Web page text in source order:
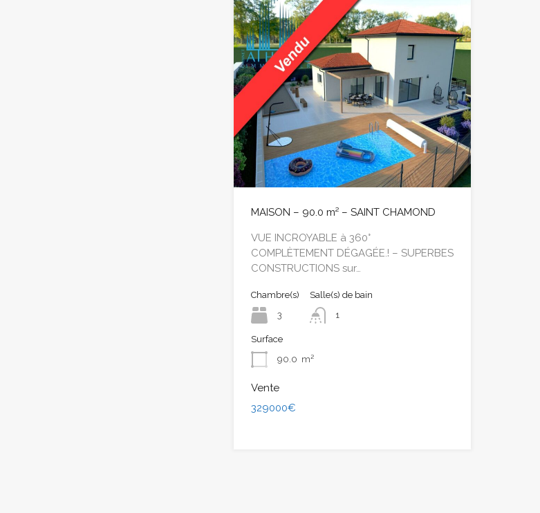
MAISON – 90.0 m² – SAINT CHAMOND
VUE INCROYABLE à 360°
COMPLÈTEMENT DÉGAGÉE.! – SUPERBES
CONSTRUCTIONS sur…
Chambre(s)
3
Salle(s) de bain
1
Surface
90.0 m²
Vente
329000€